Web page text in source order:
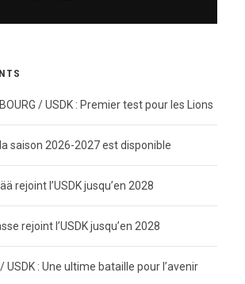
/ USDK : Premier test pour les Lions
saison 2026-2027 est disponible
rejoint l’USDK jusqu’en 2028
rejoint l’USDK jusqu’en 2028
USDK : Une ultime bataille pour l’avenir